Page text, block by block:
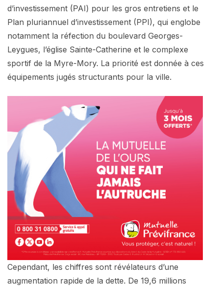
d’investissement (PAI) pour les gros entretiens et le
Plan pluriannuel d’investissement (PPI), qui englobe
notamment la réfection du boulevard Georges-
Leygues, l’église Sainte-Catherine et le complexe
sportif de la Myre-Mory. La priorité est donnée à ces
équipements jugés structurants pour la ville.
Cependant, les chiffres sont révélateurs d’une
augmentation rapide de la dette. De 19,6 millions